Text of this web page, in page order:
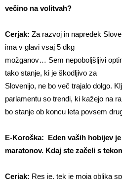
večino na volitvah?
Cerjak: Za razvoj in napredek
ima v glavi vsaj 5 dkg
možganov… Sem nepoboljšljivi
tako stanje, ki je škodljivo za
Slovenijo, ne bo več trajalo dolgo.
parlamentu so trendi, ki kažejo na
bo stanje ob koncu leta povsem
E-Koroška: Eden vaših hobijev
maratonov. Kdaj ste začeli s
Cerjak: Res je, tek je moja oblika